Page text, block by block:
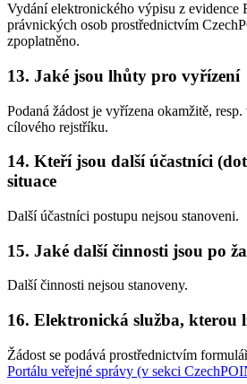
Vydání elektronického výpisu z evidence
právnických osob prostřednictvím
zpoplatněno.
13. Jaké jsou lhůty pro vyřízení
Podaná žádost je vyřízena okamžitě,
cílového rejstříku.
14. Kteří jsou další účastníci
situace
Další účastníci postupu nejsou stanoveni.
15. Jaké další činnosti jsou po
Další činnosti nejsou stanoveny.
16. Elektronická služba, kterou
Žádost se podává prostřednictvím
Portálu veřejné správy (v sekci